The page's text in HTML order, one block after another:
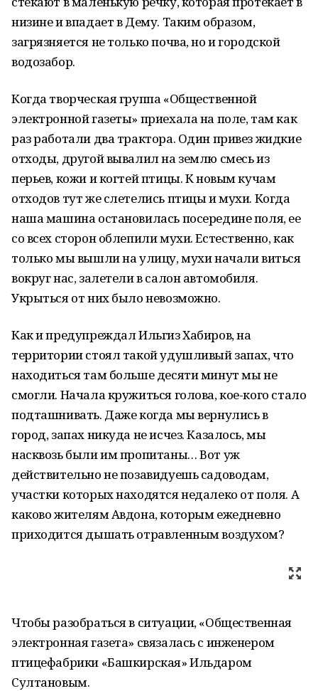
низине и впадает в Дему. Таким образом,
загрязняется не только почва, но и городской
водозабор.
Когда творческая группа «Общественной
электронной газеты» приехала на поле, там как
раз работали два трактора. Один привез жидкие
отходы, другой вывалил на землю смесь из
перьев, кожи и когтей птицы. К новым кучам
отходов тут же слетелись птицы и мухи. Когда
наша машина остановилась посередине поля, ее
со всех сторон облепили мухи. Естественно, как
только мы вышли на улицу, мухи начали виться
вокруг нас, залетели в салон автомобиля.
Укрыться от них было невозможно.
Как и предупреждал Ильгиз Хабиров, на
территории стоял такой удушливый запах, что
находиться там больше десяти минут мы не
смогли. Начала кружиться голова, кое-кого стало
подташнивать. Даже когда мы вернулись в
город, запах никуда не исчез. Казалось, мы
насквозь были им пропитаны… Вот уж
действительно не позавидуешь садоводам,
участки которых находятся недалеко от поля. А
каково жителям Авдона, которым ежедневно
приходится дышать отравленным воздухом?
Чтобы разобраться в ситуации, «Общественная
электронная газета» связалась с инженером
птицефабрики «Башкирская» Ильдаром
Султановым.